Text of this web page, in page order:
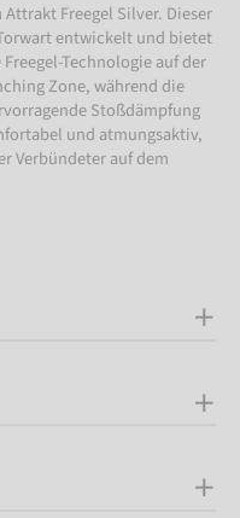
Freegel Silver. Dieser
entwickelt und bietet
Technologie auf der
Zone, während die
Stoßdämpfung
und atmungsaktiv,
Verbündeter auf dem